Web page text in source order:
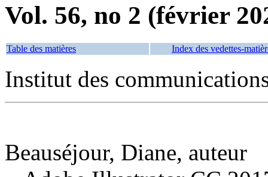
Vol. 56, no 2 (février
Table des matières Index des vedettes-
Institut des
Beauséjour, Diane, auteur